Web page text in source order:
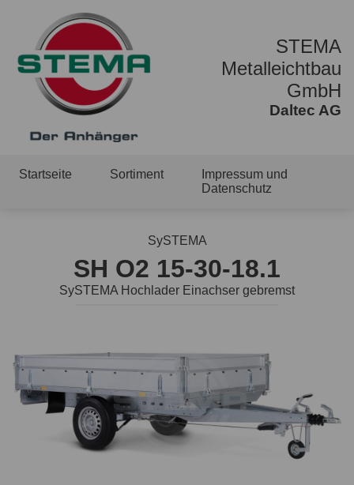
STEMA
Metalleichtbau
GmbH
Daltec AG
Startseite Sortiment
Impressum und
Datenschutz
SySTEMA
SH O2 15-30-18.1
SySTEMA Hochlader Einachser gebremst